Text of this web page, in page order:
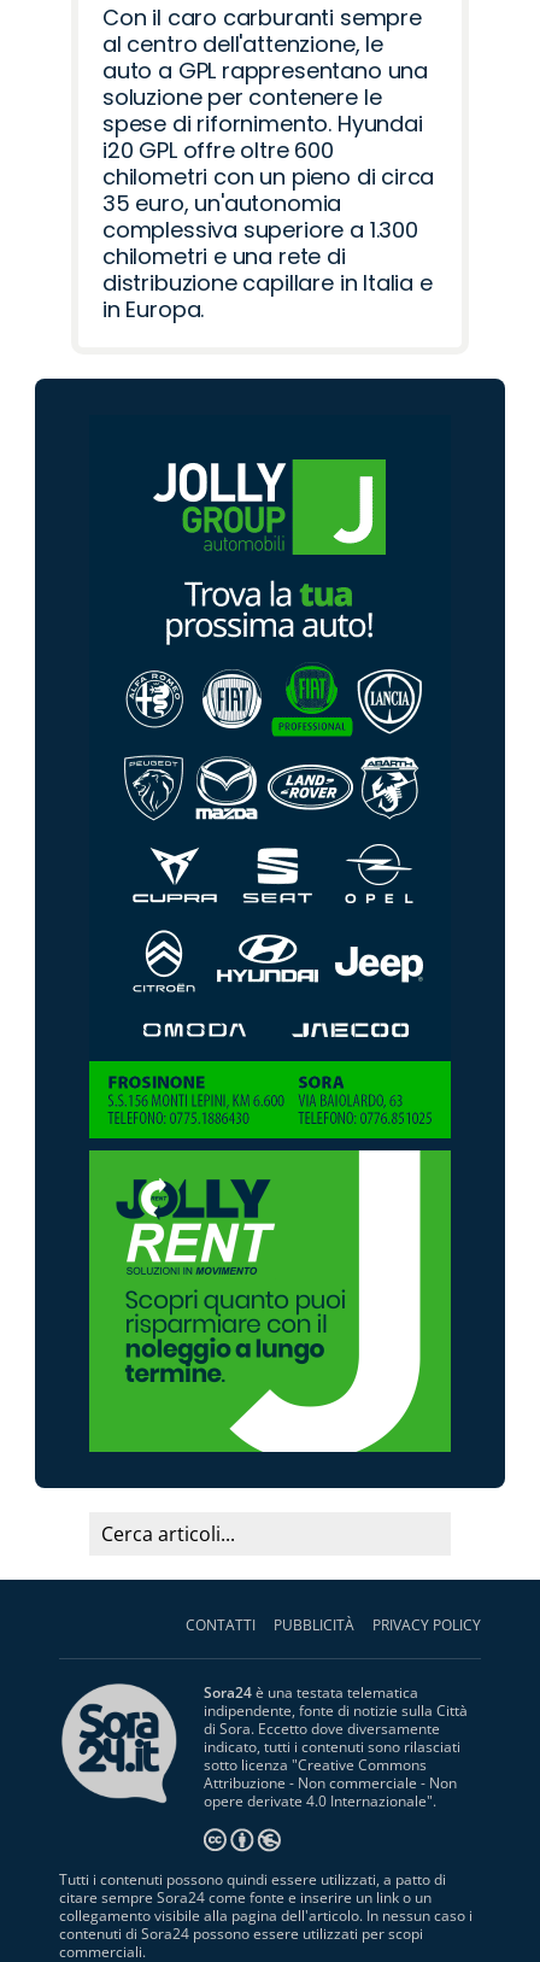
Con il caro carburanti sempre
al centro dell'attenzione, le
auto a GPL rappresentano una
soluzione per contenere le
spese di rifornimento. Hyundai
i20 GPL offre oltre 600
chilometri con un pieno di circa
35 euro, un'autonomia
complessiva superiore a 1.300
chilometri e una rete di
distribuzione capillare in Italia e
in Europa.
CONTATTI PUBBLICITÀ PRIVACY POLICY
Sora24è una testata telematica
indipendente, fonte di notizie sulla Città
di Sora. Eccetto dove diversamente
indicato, tutti i contenuti sono rilasciati
sotto licenza "Creative Commons
Attribuzione - Non commerciale - Non
opere derivate 4.0 Internazionale".
Tutti i contenuti possono quindi essere utilizzati, a patto di
citare sempre Sora24 come fonte e inserire un link o un
collegamento visibile alla pagina dell'articolo. In nessun caso i
contenuti di Sora24 possono essere utilizzati per scopi
commerciali.